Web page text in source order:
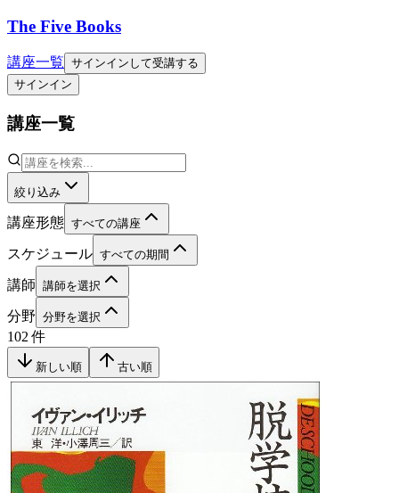
The Five Books
講座一覧 サインインして受講する
サインイン
講座一覧
絞り込み
講座形態 すべての講座
スケジュール すべての期間
講師 講師を選択
分野 分野を選択
102 件
新しい順 古い順